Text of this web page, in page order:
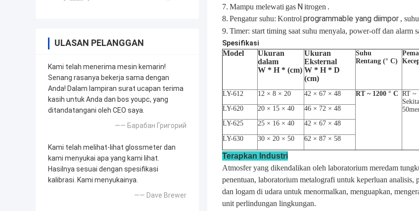
ULASAN PELANGGAN
Kami telah menerima mesin kemarin!
Senang rasanya bekerja sama dengan
Anda! Dalam lampiran surat ucapan terima
kasih untuk Anda dan bos youpc, yang
ditandatangani oleh CEO saya.
—— Барабан Григорий
Kami telah melihat-lihat glossmeter dan
kami menyukai apa yang kami lihat.
Hasilnya sesuai dengan spesifikasi
kalibrasi. Kami menyukainya.
—— Dave Brewer
7. Mampu melewati gas N itrogen .
8. Pengatur suhu: Kontrol programmable yang diimpor ,
9. Timer: start timing saat suhu menyala, power-off dan alarm
Spesifikasi
Model
Ukuran
dalam
W * H * (cm)
Ukuran
Eksternal
W * H * D
(cm)
Suhu
Rentang (° C)
LY-612 12 × 8 × 20 42 × 67 × 48 RT ~ 1200 ° C RT ~
LY-620
20 × 15 × 40 46 × 72 × 48
LY-625
25 × 16 × 40 42 × 67 × 48
LY-630 30 × 20 × 50 62 × 87 × 58
Terapkan Industri
Atmosfer yang dikendalikan oleh laboratorium meredam
penentuan, laboratorium metalografi untuk keperluan
dan logam di udara untuk menormalkan, menguapkan,
unit perlindungan lingkungan.